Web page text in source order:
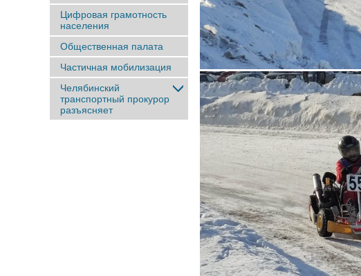
Цифровая грамотность
населения
Общественная палата
Частичная мобилизация
Челябинский
транспортный прокурор
разъясняет